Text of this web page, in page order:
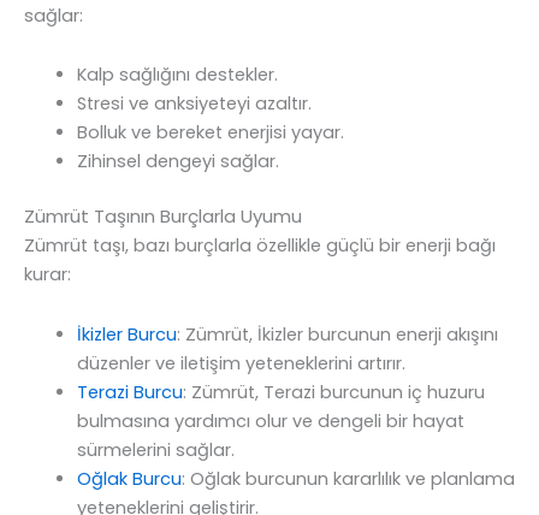
sağlar:
Kalp sağlığını destekler.
Stresi ve anksiyeteyi azaltır.
Bolluk ve bereket enerjisi yayar.
Zihinsel dengeyi sağlar.
Zümrüt Taşının Burçlarla Uyumu
Zümrüt taşı, bazı burçlarla özellikle güçlü bir enerji bağı
kurar:
İkizler Burcu: Zümrüt, İkizler burcunun enerji akışını
düzenler ve iletişim yeteneklerini artırır.
Terazi Burcu: Zümrüt, Terazi burcunun iç huzuru
bulmasına yardımcı olur ve dengeli bir hayat
sürmelerini sağlar.
Oğlak Burcu: Oğlak burcunun kararlılık ve planlama
yeteneklerini geliştirir.